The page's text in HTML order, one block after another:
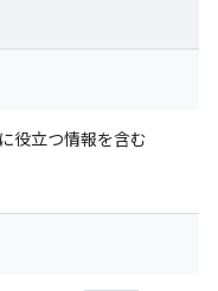
役立つ情報を含む